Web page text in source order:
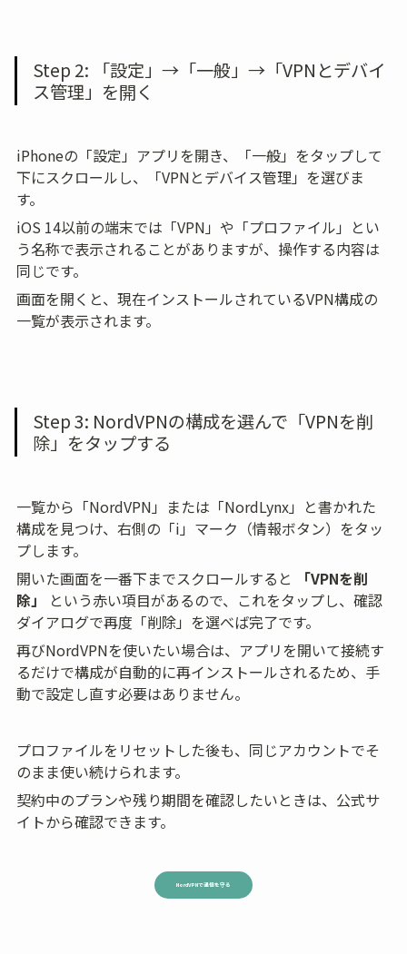
Step 2: 「設定」→「一般」→「VPNとデバイ
ス管理」を開く
iPhoneの「設定」アプリを開き、「一般」をタップして
下にスクロールし、「VPNとデバイス管理」を選びま
す。
iOS 14以前の端末では「VPN」や「プロファイル」とい
う名称で表示されることがありますが、操作する内容は
同じです。
画面を開くと、現在インストールされているVPN構成の
一覧が表示されます。
Step 3: NordVPNの構成を選んで「VPNを削
除」をタップする
一覧から「NordVPN」または「NordLynx」と書かれた
構成を見つけ、右側の「i」マーク（情報ボタン）をタッ
プします。
開いた画面を一番下までスクロールすると
「VPNを削
除」
という赤い項目があるので、これをタップし、確認
ダイアログで再度「削除」を選べば完了です。
再びNordVPNを使いたい場合は、アプリを開いて接続す
るだけで構成が自動的に再インストールされるため、手
動で設定し直す必要はありません。
プロファイルをリセットした後も、同じアカウントでそ
のまま使い続けられます。
契約中のプランや残り期間を確認したいときは、公式サ
イトから確認できます。
NordVPNで通信を守る